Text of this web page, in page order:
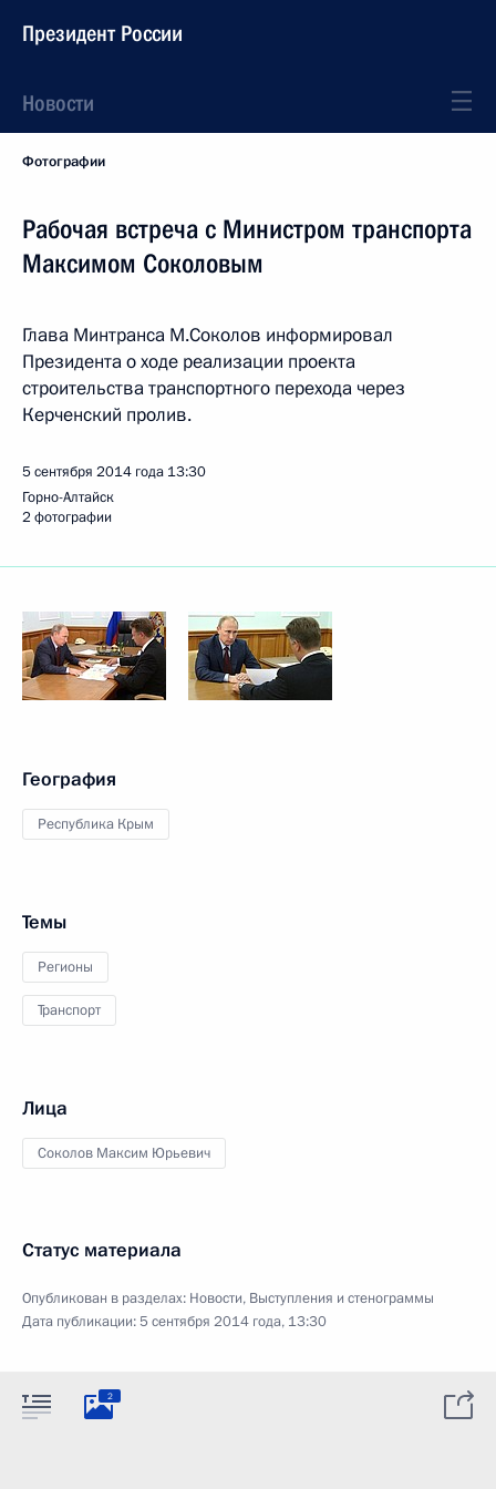
Президент России
Новости
Фотографии
Рабочая встреча с Министром транспорта
Максимом Соколовым
Глава Минтранса М.Соколов информировал
Президента о ходе реализации проекта
строительства транспортного перехода через
Керченский пролив.
5 сентября 2014 года 13:30
Горно-Алтайск
2 фотографии
География
Республика Крым
Темы
Регионы
Транспорт
Лица
Соколов Максим Юрьевич
Статус материала
Опубликован в разделах: Новости, Выступления и стенограммы
Дата публикации:5 сентября 2014 года, 13:30
2